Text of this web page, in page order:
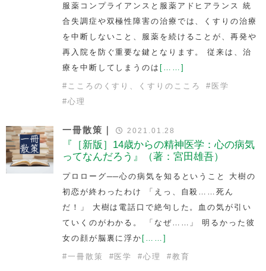
服薬コンプライアンスと服薬アドヒアランス 統
合失調症や双極性障害の治療では、くすりの治療
を中断しないこと、服薬を続けることが、再発や
再入院を防ぐ重要な鍵となります。 従来は、治
療を中断してしまうのは [……]
# こころのくすり、くすりのこころ # 医学
#心理
一冊散策｜ 2021.01.28
『［新版］14歳からの精神医学：心の病気
ってなんだろう』（著：宮田雄吾）
プロローグ──心の病気を知るということ 大樹の
初恋が終わったわけ 「えっ、自殺……死ん
だ！」 大樹は電話口で絶句した。血の気が引い
ていくのがわかる。 「なぜ……」 明るかった彼
女の顔が脳裏に浮か [……]
# 一冊散策 #医学 #心理 #教育